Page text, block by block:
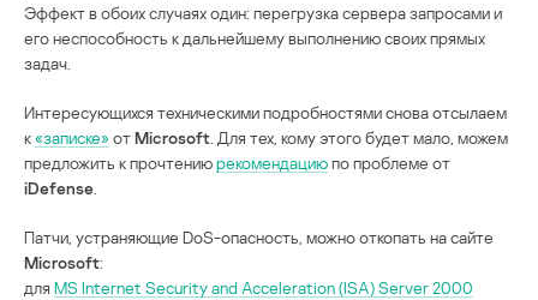
Эффект в обоих случаях один: перегрузка сервера запросами и
его неспособность к дальнейшему выполнению своих прямых
задач.
Интересующихся техническими подробностями снова отсылаем
к«записке» отMicrosoft . Для тех, кому этого будет мало, можем
предложить к прочтениюрекомендациюпо проблеме от
iDefense
Патчи, устраняющие DoS-опасность, можно откопать на сайте
Microsoft:
для MS Internet Security and Acceleration (ISA) Server 2000